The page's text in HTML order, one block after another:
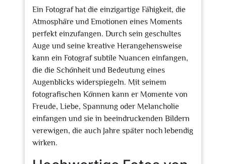
Ein Fotograf hat die einzigartige Fähigkeit, die
Atmosphäre und Emotionen eines Moments
perfekt einzufangen. Durch sein geschultes
Auge und seine kreative Herangehensweise
kann ein Fotograf subtile Nuancen einfangen,
die die Schönheit und Bedeutung eines
Augenblicks widerspiegeln. Mit seinem
fotografischen Können kann er Momente von
Freude, Liebe, Spannung oder Melancholie
einfangen und sie in beeindruckenden Bildern
verewigen, die auch Jahre später noch lebendig
wirken.